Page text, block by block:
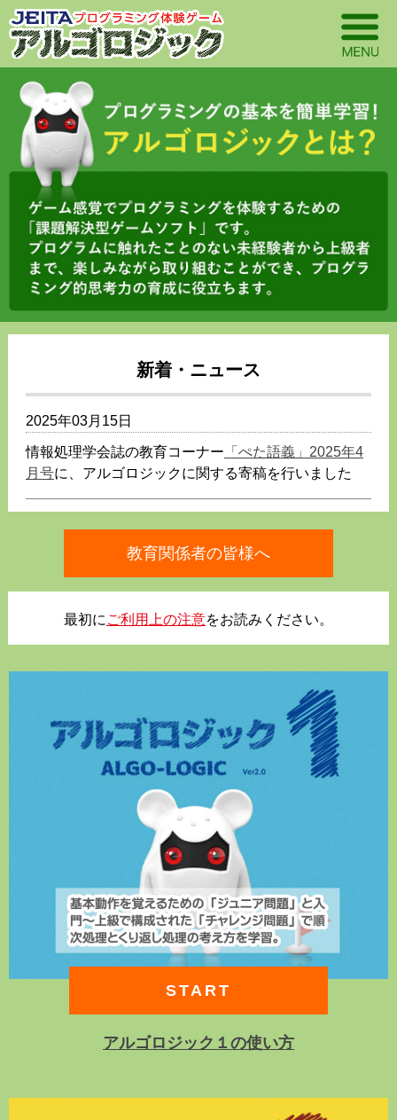
新着・ニュース
2025年03月15日
情報処理学会誌の教育コーナー 「ぺた語義」2025年4
月号に、アルゴロジックに関する寄稿を行いました
「アルゴロジックEX」をリリースしました。
つくばエキスポセンター１階展示場にアルゴロジック
が常設展示されました。
アルゴロジック１のチャレンジ問題14を「家」に変更
2020年9月24日
アルゴロジック２の「Uターン３」を修正しました。
教育関係者の皆様へ
最初に ご利用上の注意をお読みください。
START
アルゴロジック１の使い方